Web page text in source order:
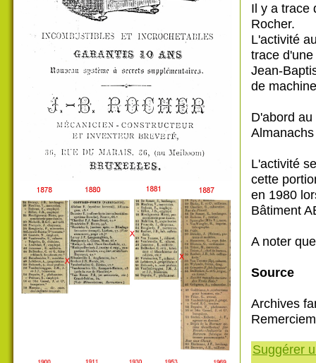
Il y a trace
Rocher.
L'activité
trace
Jean-
de
D'abord
L'activité
cette
en 1980
Bâtiment
A noter
Source
Archives
Suggérer